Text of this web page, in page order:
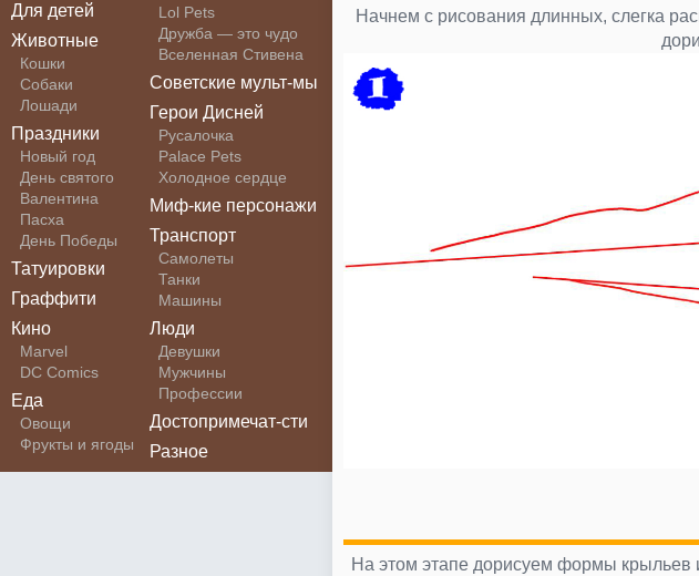
Для детей
Животные
Кошки
Собаки
Лошади
Праздники
Новый год
День святого
Валентина
Пасха
День Победы
Татуировки
Граффити
Кино
Marvel
DC Comics
Еда
Овощи
Фрукты и ягоды
Lol Pets
Дружба — это чудо
Вселенная Стивена
Советские мульт-мы
Герои Дисней
Русалочка
Palace Pets
Холодное сердце
Миф-кие персонажи
Транспорт
Самолеты
Танки
Машины
Люди
Девушки
Мужчины
Профессии
Достопримечат-сти
Разное
Начнем с рисования длинных, слегка
На этом этапе дорисуем формы крыльев